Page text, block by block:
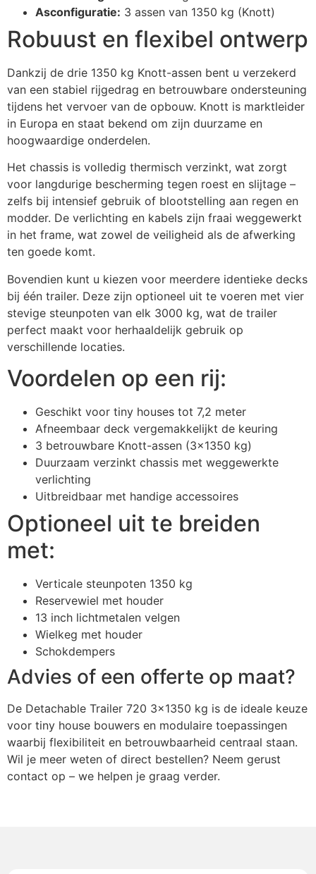
Asconfiguratie: 3 assen van 1350 kg (Knott)
Robuust en flexibel ontwerp
Dankzij de drie 1350 kg Knott-assen bent u verzekerd
van een stabiel rijgedrag en betrouwbare ondersteuning
tijdens het vervoer van de opbouw. Knott is marktleider
in Europa en staat bekend om zijn duurzame en
hoogwaardige onderdelen.
Het chassis is volledig thermisch verzinkt, wat zorgt
voor langdurige bescherming tegen roest en slijtage –
zelfs bij intensief gebruik of blootstelling aan regen en
modder. De verlichting en kabels zijn fraai weggewerkt
in het frame, wat zowel de veiligheid als de afwerking
ten goede komt.
Bovendien kunt u kiezen voor meerdere identieke decks
bij één trailer. Deze zijn optioneel uit te voeren met vier
stevige steunpoten van elk 3000 kg, wat de trailer
perfect maakt voor herhaaldelijk gebruik op
verschillende locaties.
Voordelen op een rij:
Geschikt voor tiny houses tot 7,2 meter
Afneembaar deck vergemakkelijkt de keuring
3 betrouwbare Knott-assen (3×1350 kg)
Duurzaam verzinkt chassis met weggewerkte
verlichting
Uitbreidbaar met handige accessoires
Optioneel uit te breiden
met:
Verticale steunpoten 1350 kg
Reservewiel met houder
13 inch lichtmetalen velgen
Wielkeg met houder
Schokdempers
Advies of een offerte op maat?
De Detachable Trailer 720 3×1350 kg is de ideale keuze
voor tiny house bouwers en modulaire toepassingen
waarbij flexibiliteit en betrouwbaarheid centraal staan.
Wil je meer weten of direct bestellen? Neem gerust
contact op – we helpen je graag verder.